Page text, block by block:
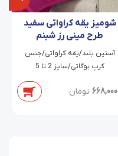
شومیز یقه کراواتی سفید
طرح مینی رز شبنم
آستین بلند/یقه کراواتی/جنس
کرپ بوگاتی/سایز 2 تا 5
668,000 تومان